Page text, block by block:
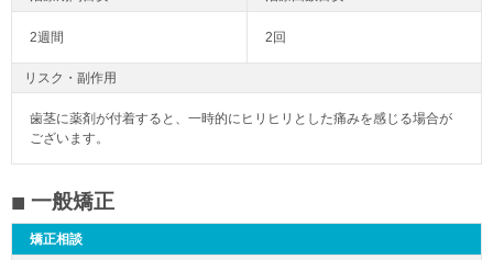
2週間 2回
リスク・副作用
歯茎に薬剤が付着すると、一時的にヒリヒリとした痛みを感じる場合が
ございます。
一般矯正
矯正相談